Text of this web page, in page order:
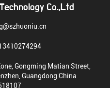
Co.,Ltd
Gongming Matian Street,
Guangdong China